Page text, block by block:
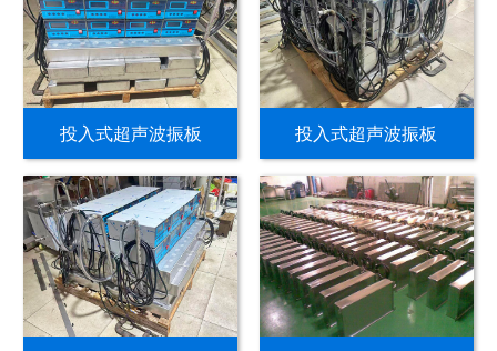
投入式超声波振板 投入式超声波振板